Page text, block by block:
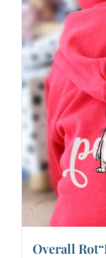
Overall